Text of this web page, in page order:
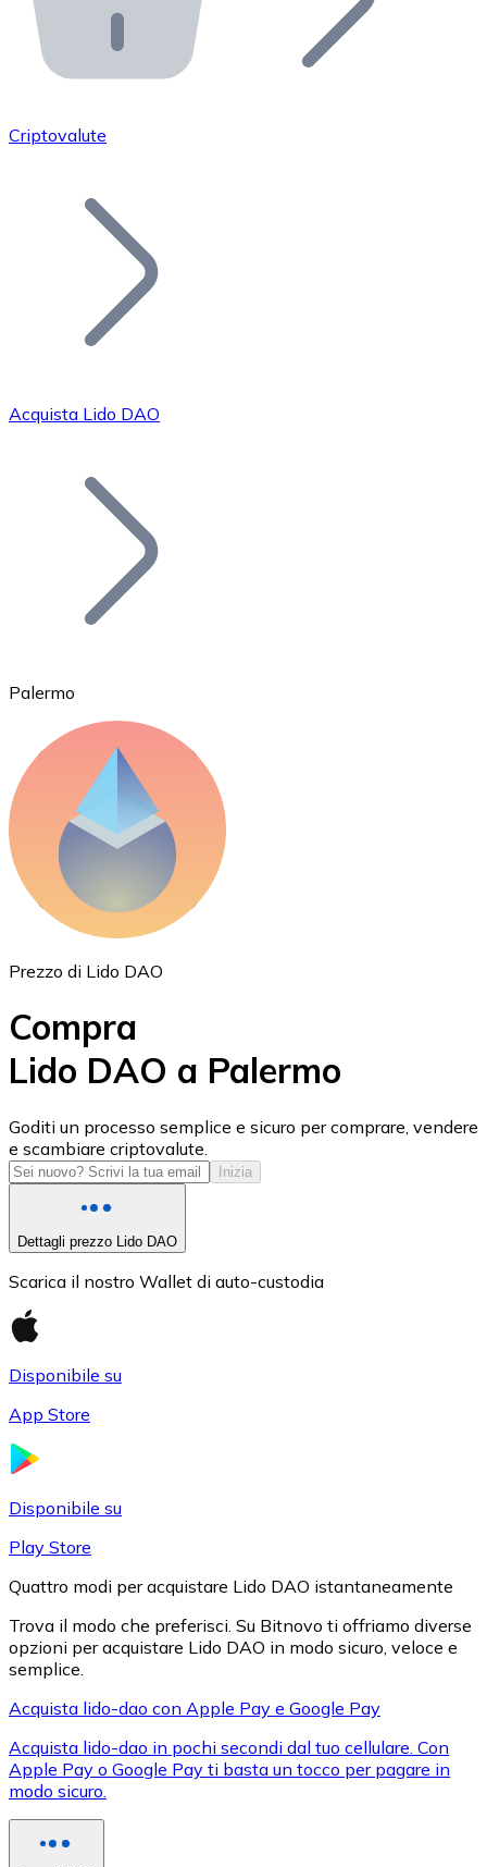
API Bitnovo
Integra la nostra API nel tuo ecosistema.
Unisciti alla nostra rete di rivenditori e
Aggiungi il token del tuo progetto al nostro servizio di
Bitcoin
Ethereum
ETH
USD Coin
USDC
XRP
XRP
Criptovalute
Acquista Lido DAO
Palermo
Prezzo di Lido DAO
Compra
Lido DAO a Palermo
Goditi un processo semplice e sicuro per comprare, vendere
e scambiare criptovalute.
Inizia
Dettagli prezzo Lido DAO
Scarica il nostro Wallet di auto-custodia
Disponibile su
App Store
Disponibile su
Play Store
Quattro modi per acquistare Lido DAO istantaneamente
Trova il modo che preferisci. Su Bitnovo ti offriamo diverse
opzioni per acquistare Lido DAO in modo sicuro, veloce e
semplice.
Acquista lido-dao con Apple Pay e Google Pay
Acquista lido-dao in pochi secondi dal tuo cellulare. Con
Apple Pay o Google Pay ti basta un tocco per pagare in
modo sicuro.